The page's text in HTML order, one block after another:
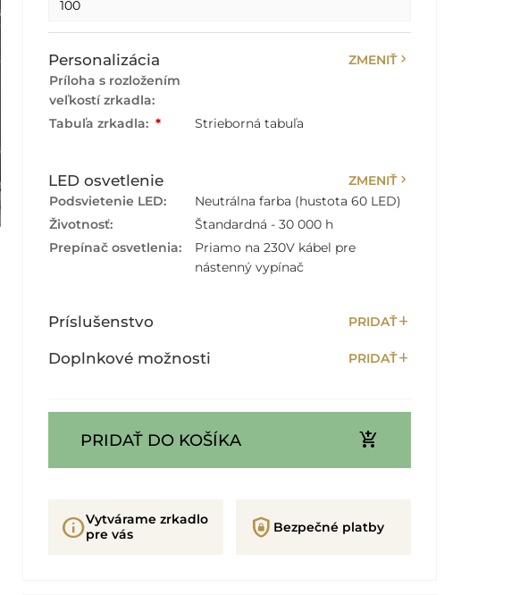
Personalizácia ZMENIŤchevron_right
Príloha s rozložením
veľkostí zrkadla:
Tabuľa zrkadla: * Strieborná tabuľa
LED osvetlenie ZMENIŤchevron_right
Podsvietenie LED:
Neutrálna farba (hustota 60 LED)
Životnosť:
Štandardná - 30 000 h
Prepínač osvetlenia:
Priamo na 230V kábel pre
nástenný vypínač
Príslušenstvo PRIDAŤadd
Doplnkové možnosti PRIDAŤadd
PRIDAŤ DO KOŠÍKA add_shopping_cart
infoVytvárame zrkadlo
pre vás
shield_lock Bezpečné platby